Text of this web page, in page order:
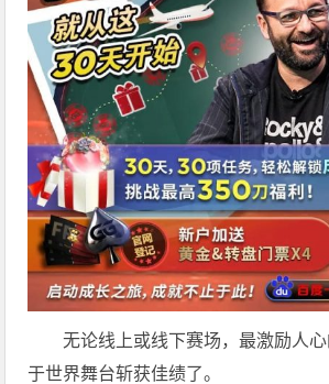
无论线上或线下赛场，最激励人
于世界舞台斩获佳绩了。